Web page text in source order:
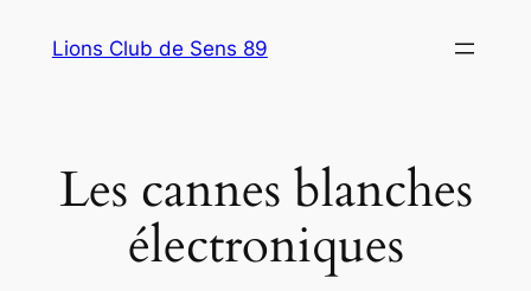
Lions Club de Sens 89
Les cannes blanches
électroniques